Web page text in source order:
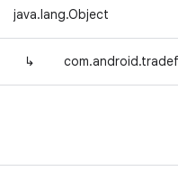
java.lang.Object
↳